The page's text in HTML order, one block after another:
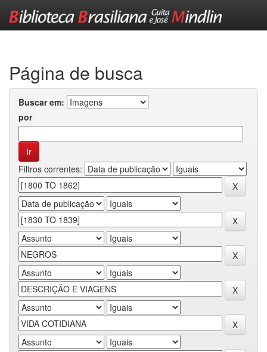
Página de busca
Buscar em:
por
Filtros correntes: